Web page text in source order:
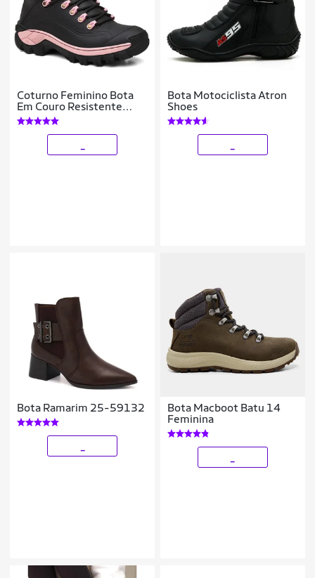
Coturno Feminino Bota
Em Couro Resistente
Reforçada Com C.A Leve
Macia Confortável Trilha
Bota Motociclista Atron
Shoes
Bota Ramarim 25-59132
Bota Macboot Batu 14
Feminina